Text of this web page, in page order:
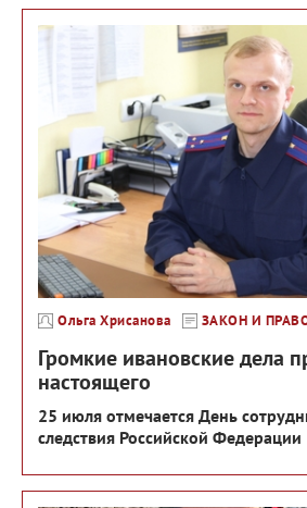
Ольга Хрисанова ЗАКОН И
Громкие ивановские дела
настоящего
25 июля отмечается День
следствия Российской Федерации